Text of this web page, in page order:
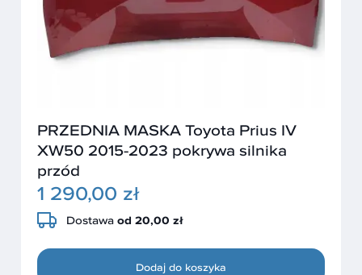
PRZEDNIA MASKA Toyota Prius IV
XW50 2015-2023 pokrywa silnika
przód
1 290,00 zł
Dostawa od 20,00 zł
Dodaj do koszyka